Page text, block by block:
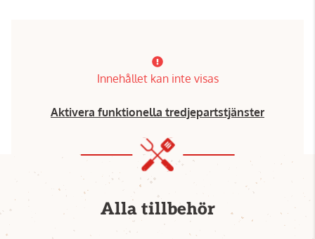
Innehållet kan inte visas
Aktivera funktionella tredjepartstjänster
Alla tillbehör